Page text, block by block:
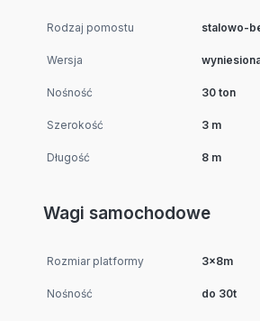
Rodzaj pomostu stalowo-
Wersja
Nośność 30 ton
Szerokość 3 m
Długość 8 m
Wagi samochodowe
Rozmiar platformy 3x8m
Nośność do 30t